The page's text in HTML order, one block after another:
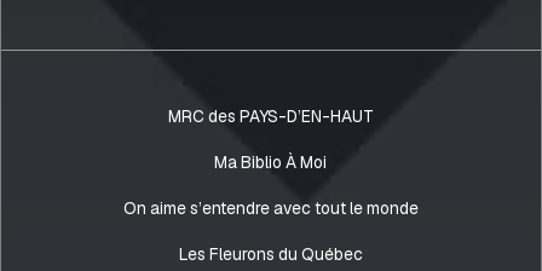
MRC des PAYS-D’EN-HAUT
Ma Biblio À Moi
On aime s’entendre avec tout le monde
Les Fleurons du Québec